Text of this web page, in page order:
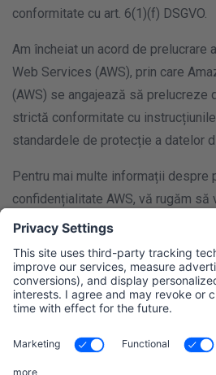
conformitate cu art. 6(1)(f) DSGVO.
Am încheiat un acord de prelucrare
Web Services (AWS), prin care
(AWS) se angajează să prelucreze
strictă conformitate cu
standardele de protecție a datelor
Pentru mai multe informații despre
confidențialitate AWS, vă rugăm să
https://aws.amazon.com/de/privacy/
6. Social media
Facebook plugins